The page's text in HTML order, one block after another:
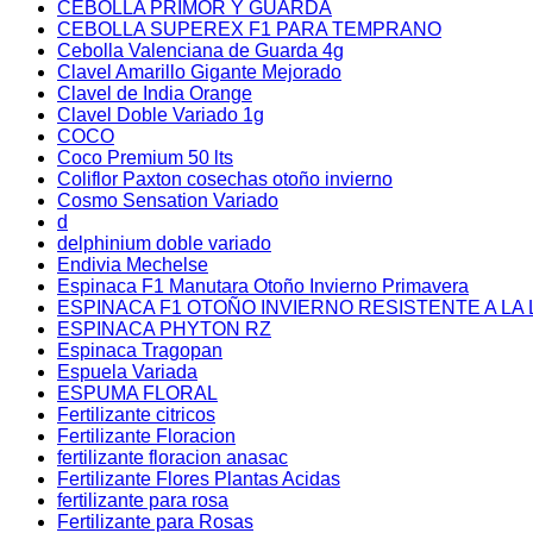
CEBOLLA PRIMOR Y GUARDA
CEBOLLA SUPEREX F1 PARA TEMPRANO
Cebolla Valenciana de Guarda 4g
Clavel Amarillo Gigante Mejorado
Clavel de India Orange
Clavel Doble Variado 1g
COCO
Coco Premium 50 lts
Coliflor Paxton cosechas otoño invierno
Cosmo Sensation Variado
d
delphinium doble variado
Endivia Mechelse
Espinaca F1 Manutara Otoño Invierno Primavera
ESPINACA F1 OTOÑO INVIERNO RESISTENTE A LA
ESPINACA PHYTON RZ
Espinaca Tragopan
Espuela Variada
ESPUMA FLORAL
Fertilizante citricos
Fertilizante Floracion
fertilizante floracion anasac
Fertilizante Flores Plantas Acidas
fertilizante para rosa
Fertilizante para Rosas